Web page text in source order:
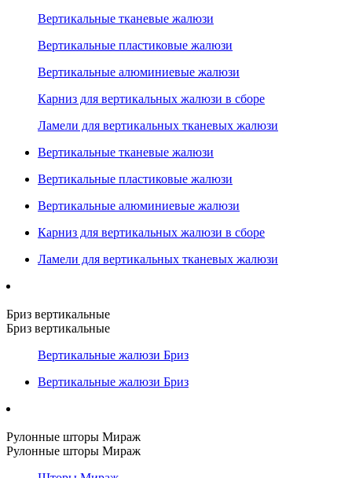
Вертикальные тканевые жалюзи
Вертикальные пластиковые жалюзи
Вертикальные алюминиевые жалюзи
Карниз для вертикальных жалюзи в сборе
Ламели для вертикальных тканевых жалюзи
Вертикальные тканевые жалюзи
Вертикальные пластиковые жалюзи
Вертикальные алюминиевые жалюзи
Карниз для вертикальных жалюзи в сборе
Ламели для вертикальных тканевых жалюзи
Бриз вертикальные
Бриз вертикальные
Вертикальные жалюзи Бриз
Вертикальные жалюзи Бриз
Рулонные шторы Мираж
Рулонные шторы Мираж